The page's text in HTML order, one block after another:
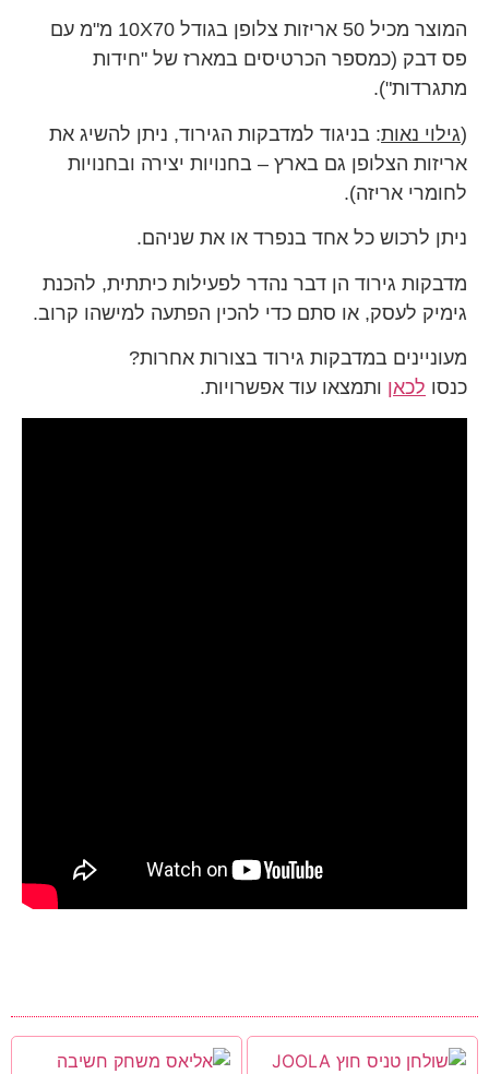
המוצר מכיל 50 אריזות צלופן בגודל 10X70 מ"מ עם
פס דבק (כמספר הכרטיסים במארז של "חידות
מתגרדות").
(גילוי נאות: בניגוד למדבקות הגירוד, ניתן להשיג את
אריזות הצלופן גם בארץ – בחנויות יצירה ובחנויות
לחומרי אריזה).
ניתן לרכוש כל אחד בנפרד או את שניהם.
מדבקות גירוד הן דבר נהדר לפעילות כיתתית, להכנת
גימיק לעסק, או סתם כדי להכין הפתעה למישהו קרוב.
מעוניינים במדבקות גירוד בצורות אחרות?
כנסו לכאן ותמצאו עוד אפשרויות.